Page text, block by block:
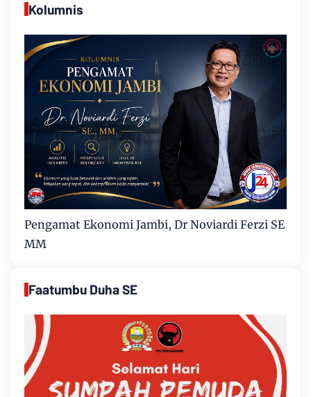
Kolumnis
Pengamat Ekonomi Jambi, Dr Noviardi Ferzi SE
MM
Faatumbu Duha SE